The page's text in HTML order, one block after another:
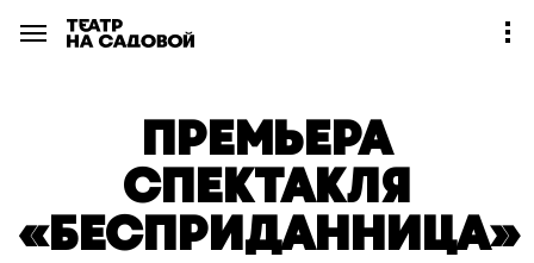
ПРЕМЬЕРА
СПЕКТАКЛЯ
«БЕСПРИДАННИЦА»